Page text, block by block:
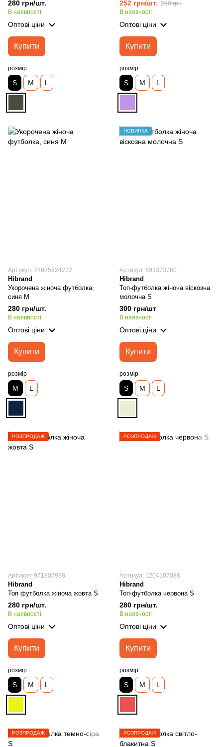
280 грн/шт.
В наявності
Оптові ціни
Купити
розмір
S M L
252 грн/шт. 280 грн
В наявності
Оптові ціни
Купити
розмір
S M L
Артикул: 78935624222
Hibrand
Укорочена жіноча футболка,
синя М
280 грн/шт.
В наявності
Оптові ціни
Купити
розмір
M L
НОВИНКА
Артикул: 693373780
Hibrand
Топ-футболка жіноча віскозна
молочна S
300 грн/шт
В наявності
Оптові ціни
Купити
розмір
S M L
РОЗПРОДАЖ
Артикул: 971807938
Hibrand
Топ футболка жіноча жовта S
280 грн/шт.
В наявності
Оптові ціни
Купити
розмір
S M L
РОЗПРОДАЖ
Артикул: 1204107088
Hibrand
Топ-футболка червона S
280 грн/шт.
В наявності
Оптові ціни
Купити
розмір
S M L
РОЗПРОДАЖ РОЗПРОДАЖ